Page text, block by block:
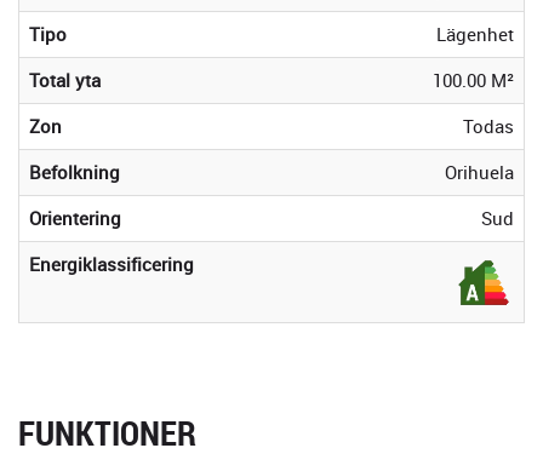
Tipo
Lägenhet
Total yta
100.00 M²
Zon
Todas
Befolkning
Orihuela
Orientering
Sud
Energiklassificering
FUNKTIONER